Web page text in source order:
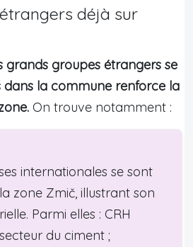
déjà sur
grands groupes étrangers se
dans la commune renforce la
On trouve notamment :
internationales se sont
zone Zmič, illustrant son
Parmi elles : CRH
du ciment ;